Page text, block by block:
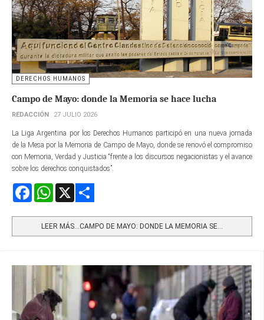
DERECHOS HUMANOS
Campo de Mayo: donde la Memoria se hace lucha
REDACCIÓN 27 JULIO 2026
La Liga Argentina por los Derechos Humanos participó en una nueva jornada
de la Mesa por la Memoria de Campo de Mayo, donde se renovó el compromiso
con Memoria, Verdad y Justicia “frente a los discursos negacionistas y el avance
sobre los derechos conquistados”.
FacebookWhatsApp
LEER MÁS…CAMPO DE MAYO: DONDE LA MEMORIA SE...